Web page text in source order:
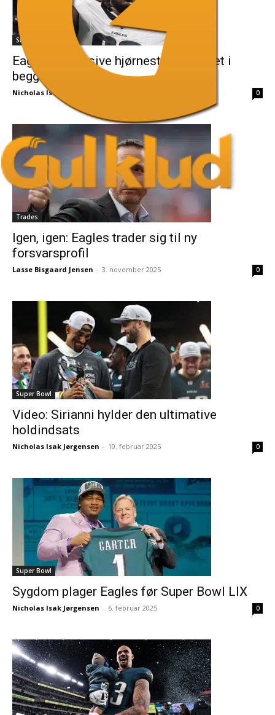
Skader
Eagles’ defensive hjørnesten opereret i
begge skuldre
Nicholas Isak Jørgensen 0
Trades
Igen, igen: Eagles trader sig til ny
forsvarsprofil
Lasse Bisgaard Jensen - 3. november 2025 0
Super Bowl
Video: Sirianni hylder den ultimative
holdindsats
Nicholas Isak Jørgensen - 10. februar 2025 0
Super Bowl
Sygdom plager Eagles før Super Bowl LIX
Nicholas Isak Jørgensen - 6. februar 2025 0